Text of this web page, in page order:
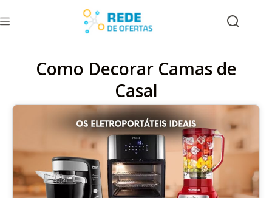
Como Decorar Camas de
Casal